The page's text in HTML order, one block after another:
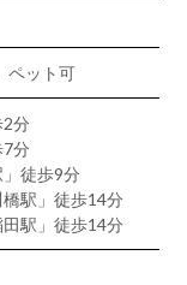
ペット可
分
分
徒歩9分
駅」徒歩14分
駅」徒歩14分